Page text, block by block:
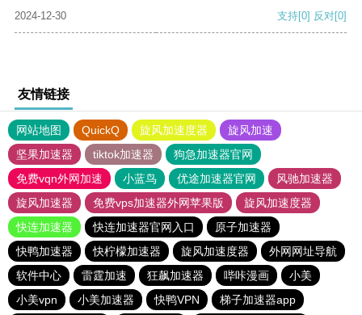
2024-12-30
支持[0] 反对[0]
友情链接
网站地图 QuickQ 旋风加速度器
旋风加速
坚果加速器
tiktok加速器
狗急加速器官网
免费vqn外网加速
小蓝鸟 优途加速器官网
风驰加速器
旋风加速器
免费vps加速器外网苹果版
旋风加速度器
快连加速器
快连加速器官网入口
原子加速器
快鸭加速器
快柠檬加速器 旋风加速度器
外网网址导航
软件中心
雷霆加速 狂飙加速器 哔咔漫画
小美
小美vpn
小美加速器 快鸭VPN
梯子加速器app